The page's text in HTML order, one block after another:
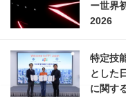
ー世界
2026
特定技
とした
に関す